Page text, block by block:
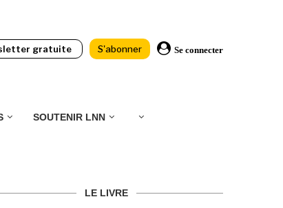
gratuite S'abonner Se connecter
SOUTENIR LNN
LE LIVRE